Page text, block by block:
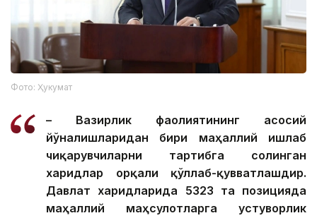
Фото: Ҳукумат
– Вазирлик фаолиятининг асосий
йўналишларидан бири маҳаллий ишлаб
чиқарувчиларни тартибга солинган
харидлар орқали қўллаб-қувватлашдир.
Давлат харидларида 5323 та позицияда
маҳаллий маҳсулотларга устуворлик